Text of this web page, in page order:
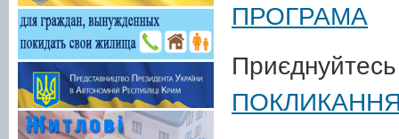
ПРОГРАМА